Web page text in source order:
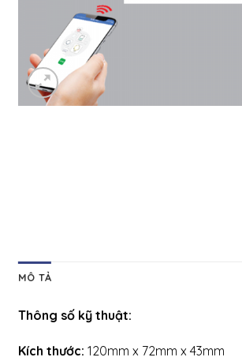
MÔ TẢ
Thông số kỹ thuật:
Kích thước: 120mm x 72mm x 43mm